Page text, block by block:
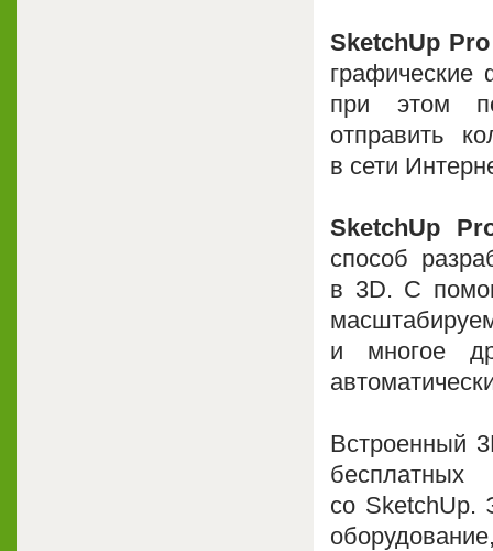
SketchUp Pro
при этом
отправить
в сети
SketchUp
способ
в 3D. С
и многое
Встроенный
бесплатных
со SketchUp.